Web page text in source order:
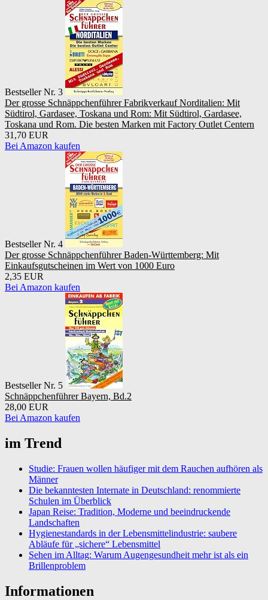
Bestseller Nr. 3
Der grosse Schnäppchenführer Fabrikverkauf Norditalien: Mit
Südtirol, Gardasee, Toskana und Rom: Mit Südtirol, Gardasee,
Toskana und Rom. Die besten Marken mit Factory Outlet Centern
31,70 EUR
Bei Amazon kaufen
Bestseller Nr. 4
Der grosse Schnäppchenführer Baden-Württemberg: Mit
Einkaufsgutscheinen im Wert von 1000 Euro
2,35 EUR
Bei Amazon kaufen
Bestseller Nr. 5
Schnäppchenführer Bayern, Bd.2
28,00 EUR
Bei Amazon kaufen
im Trend
Studie: Frauen wollen häufiger mit dem Rauchen aufhören als
Männer
Die bekanntesten Internate in Deutschland: renommierte
Schulen im Überblick
Japan Reise: Tradition, Moderne und beeindruckende
Landschaften
Hygienestandards in der Lebensmittelindustrie: saubere
Abläufe für „sichere“ Lebensmittel
Sehen im Alltag: Warum Augengesundheit mehr ist als ein
Brillenproblem
Informationen